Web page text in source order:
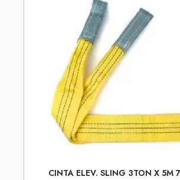
CINTA ELEV. SLING 3TON X 5M